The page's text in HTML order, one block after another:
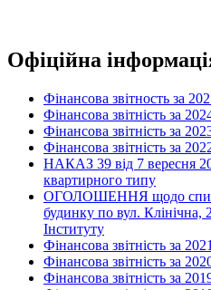
Офіційна
Фінансова звітность за
Фінансова звітність за
Фінансова звітність за
Фінансова звітність за
НАКАЗ 39 від 7 вересня
квартирного типу
ОГОЛОШЕННЯ щодо
будинку по вул. Клінічна,
Інституту
Фінансова звітність за
Фінансова звітність за
Фінансова звітність за